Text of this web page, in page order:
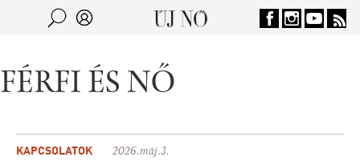
Jump to navigation
FÉRFI ÉS NŐ
KAPCSOLATOK 2026.máj.3.